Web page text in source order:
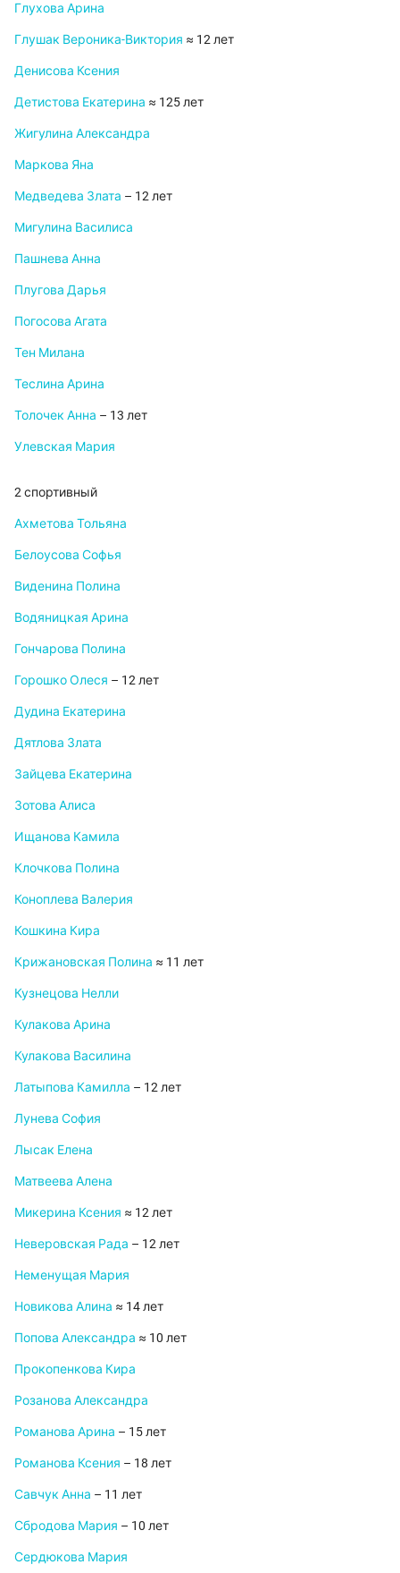
Глухова Арина
Глушак Вероника-Виктория ≈ 12 лет
Денисова Ксения
Детистова Екатерина ≈ 125 лет
Жигулина Александра
Маркова Яна
Медведева Злата – 12 лет
Мигулина Василиса
Пашнева Анна
Плугова Дарья
Погосова Агата
Тен Милана
Теслина Арина
Толочек Анна – 13 лет
Улевская Мария
2 спортивный
Ахметова Тольяна
Белоусова Софья
Виденина Полина
Водяницкая Арина
Гончарова Полина
Горошко Олеся – 12 лет
Дудина Екатерина
Дятлова Злата
Зайцева Екатерина
Зотова Алиса
Ищанова Камила
Клочкова Полина
Коноплева Валерия
Кошкина Кира
Крижановская Полина ≈ 11 лет
Кузнецова Нелли
Кулакова Арина
Кулакова Василина
Латыпова Камилла – 12 лет
Лунева София
Лысак Елена
Матвеева Алена
Микерина Ксения ≈ 12 лет
Неверовская Рада – 12 лет
Неменущая Мария
Новикова Алина ≈ 14 лет
Попова Александра ≈ 10 лет
Прокопенкова Кира
Розанова Александра
Романова Арина – 15 лет
Романова Ксения – 18 лет
Савчук Анна – 11 лет
Сбродова Мария – 10 лет
Сердюкова Мария